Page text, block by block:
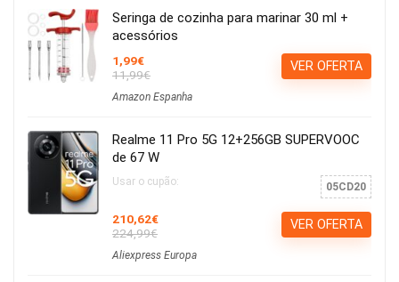
Seringa de cozinha para marinar 30 ml +
acessórios
1,99€
11,99€
Amazon Espanha
VER OFERTA
Realme 11 Pro 5G 12+256GB SUPERVOOC
de 67 W
Usar o cupão: 05CD20
210,62€
224,99€
Aliexpress Europa
VER OFERTA